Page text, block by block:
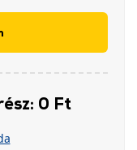
0 Ft